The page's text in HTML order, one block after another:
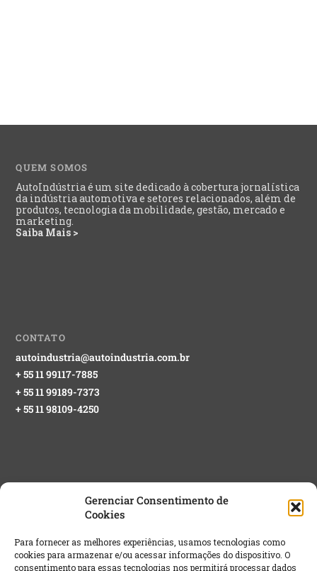
Gerenciar Consentimento de
Cookies
Para fornecer as melhores experiências, usamos tecnologias como
cookies para armazenar e/ou acessar informações do dispositivo. O
consentimento para essas tecnologias nos permitirá processar dados
QUEM SOMOS
AutoIndústria é um site dedicado à cobertura jornalística
da indústria automotiva e setores relacionados, além de
produtos, tecnologia da mobilidade, gestão, mercado e
marketing.
Saiba Mais >
CONTATO
autoindustria@autoindustria.com.br
+ 55 11 99117-7885
+ 55 11 99189-7373
+ 55 11 98109-4250
Email*